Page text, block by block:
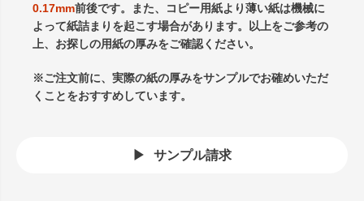
0.17mm前後です。また、コピー用紙より薄い紙は機械に
よって紙詰まりを起こす場合があります。以上をご参考の
上、お探しの用紙の厚みをご確認ください。
※ご注文前に、実際の紙の厚みをサンプルでお確めいただ
くことをおすすめしています。
サンプル請求